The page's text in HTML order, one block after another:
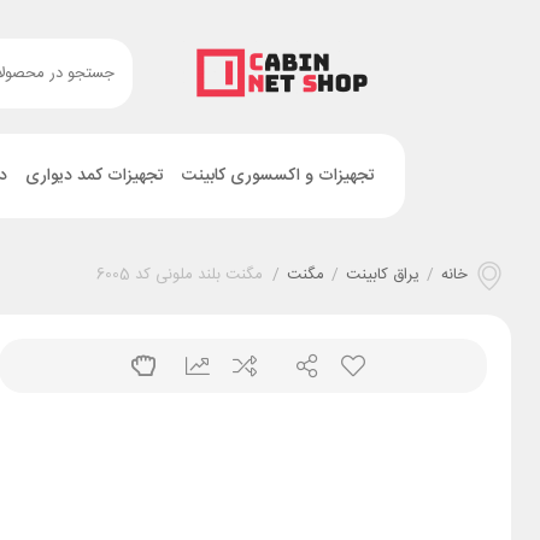
تجهیزات و اکسسوری کابینت تجهیزات کمد دیواری
خانه / یراق کابینت / مگنت / مگنت بلند ملونی کد 6005